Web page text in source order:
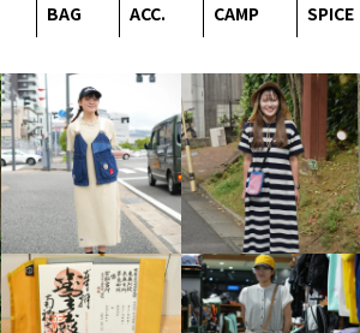
BAG ACC. CAMP SPICE